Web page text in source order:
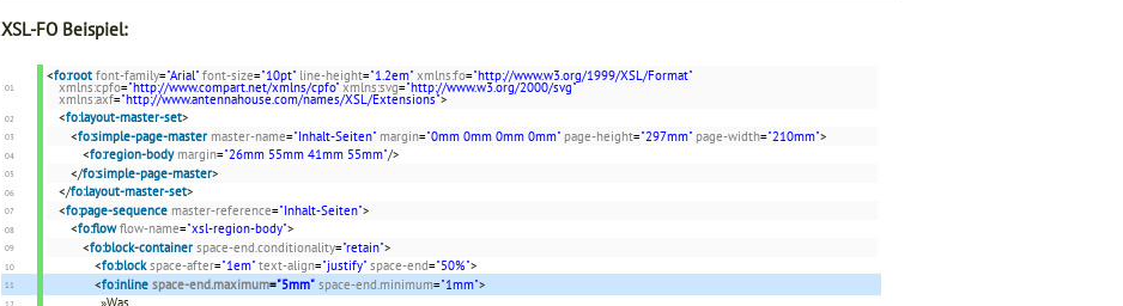
XSL-FO Beispiel:
<fo:root font-family="Arial" font-size="10pt" line-height="1.2em" xmlns:fo="http://www.w3.org/1999/XSL/Format"
xmlns:cpfo="http://www.compart.net/xmlns/cpfo" xmlns:svg="http://www.w3.org/2000/svg"
xmlns:axf="http://www.antennahouse.com/names/XSL/Extensions">
<fo:layout-master-set>
<fo:simple-page-master master-name="Inhalt-Seiten" margin="0mm 0mm 0mm 0mm" page-height="297mm" page-width="210mm">
<fo:region-body margin="26mm 55mm 41mm 55mm"/>
</fo:simple-page-master>
</fo:layout-master-set>
<fo:page-sequence master-reference="Inhalt-Seiten">
<fo:flow flow-name="xsl-region-body">
<fo:block-container space-end.conditionality="retain">
<fo:block space-after="1em" text-align="justify" space-end="50%">
<fo:inline space-end.maximum="5mm" space-end.minimum="1mm">
»Was